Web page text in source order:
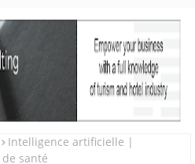
Intelligence artificielle |
santé